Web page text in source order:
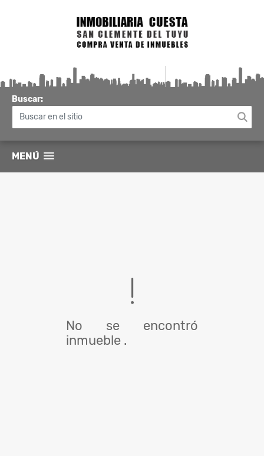
Buscar:
MENÚ
No se encontró
inmueble .